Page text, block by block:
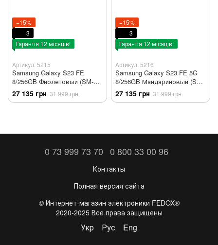
−15%
3
Гарантія 12 місяців!
Артикул: 5215
Samsung Galaxy S23 FE
8/256GB Фиолетовый (SM-
S711B) 2 Сим
27 135 грн 31 999 грн
−15%
3
Гарантія 12 місяців!
Артикул: 5216
Samsung Galaxy S23 FE 5G
8/256GB Мандариновый (SM-
S711B) 2 Sim
27 135 грн 31 999 грн
0 73 999 73 70 0 800 33 00 96
Контакты
Полная версия сайта
©️ Интернет-магазин электроники FEDOX®
2020-2025 Все права защищены
Укр Рус Eng